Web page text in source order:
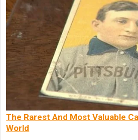
The Rarest And Most Valuable
World